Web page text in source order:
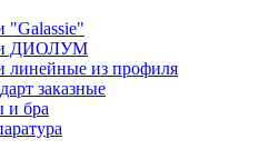
"Galassie"
ДИОЛУМ
линейные из профиля
заказные
бра